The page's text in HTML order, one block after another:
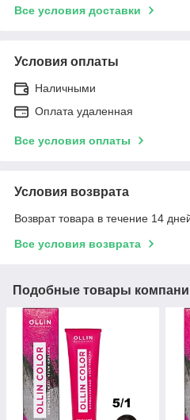
Все условия доставки
Условия оплаты
Наличными
Оплата удаленная
Все условия оплаты
Условия возврата
Возврат товара в течение 14
Все условия возврата
Подобные товары